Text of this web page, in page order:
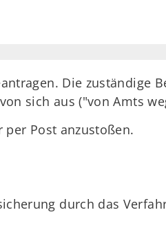
Die zuständige
sich aus ("von Amts
Post anzustoßen.
durch das